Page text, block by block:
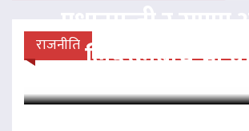
राजनीति
प्रधानमन्त्री र
लिङदेनबीच